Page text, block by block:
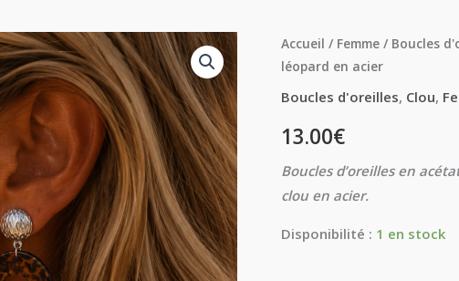
Accueil / Femme / Boucles
léopard en acier
Boucles d'oreilles, Clou,
13.00€
Boucles d’oreilles en
clou en acier.
Disponibilité : 1 en stock
quantité
de
Boucles
femme
pendantes
léopard
acier